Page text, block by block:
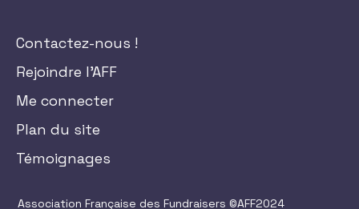
Contactez-nous !
Rejoindre l'AFF
Me connecter
Plan du site
Témoignages
Association Française des Fundraisers ©AFF2024